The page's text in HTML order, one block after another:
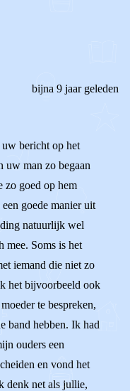
bijna 9 jaar geleden
bericht op het
uw man zo begaan
zo goed op hem
goede manier uit
natuurlijk wel
mee. Soms is het
iemand die niet zo
het bijvoorbeeld ook
te bespreken,
band hebben. Ik had
ouders een
en vond het
denk net als jullie,